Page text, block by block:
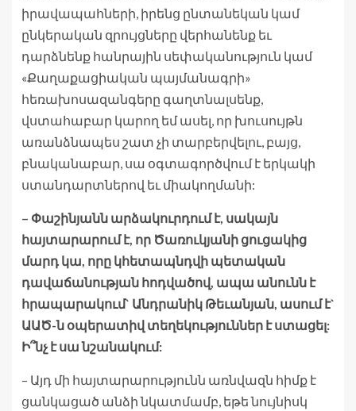
իրավապահների, իրենց ընտանեկան կամ
ընկերական զրույցները վերհանենք եւ
դարձնենք հանրային սեփականություն կամ
«Քաղաքացիական պայմանագրի»
հեռախոսազանգերը գաղտնալսենք,
վստահաբար կարող եմ ասել, որ խուսույթն
առանձնապես շատ չի տարբերվելու, բայց,
բնականաբար, սա օգտագործվում է երկակի
ստանդարտներով եւ միակողմանի:
– Փաշինյանն արձակուրդում է, սակայն
հայտարարում է, որ Ծառուկյանի ցուցակից
մարդ կա, որը կհետապնդվի պետական
դավաճանության հոդվածով, ապա անունն է
հրապարակում` Անդրանիկ Թեւանյան, ասում է`
ԱԱԾ-ն օպերատիվ տեղեկություններ է ստացել:
Ի՞նչ է սա նշանակում:
– Այդ մի հայտարարությունն առնվազն հիմք է
ցանկացած անձի նկատմամբ, եթե նույնիսկ